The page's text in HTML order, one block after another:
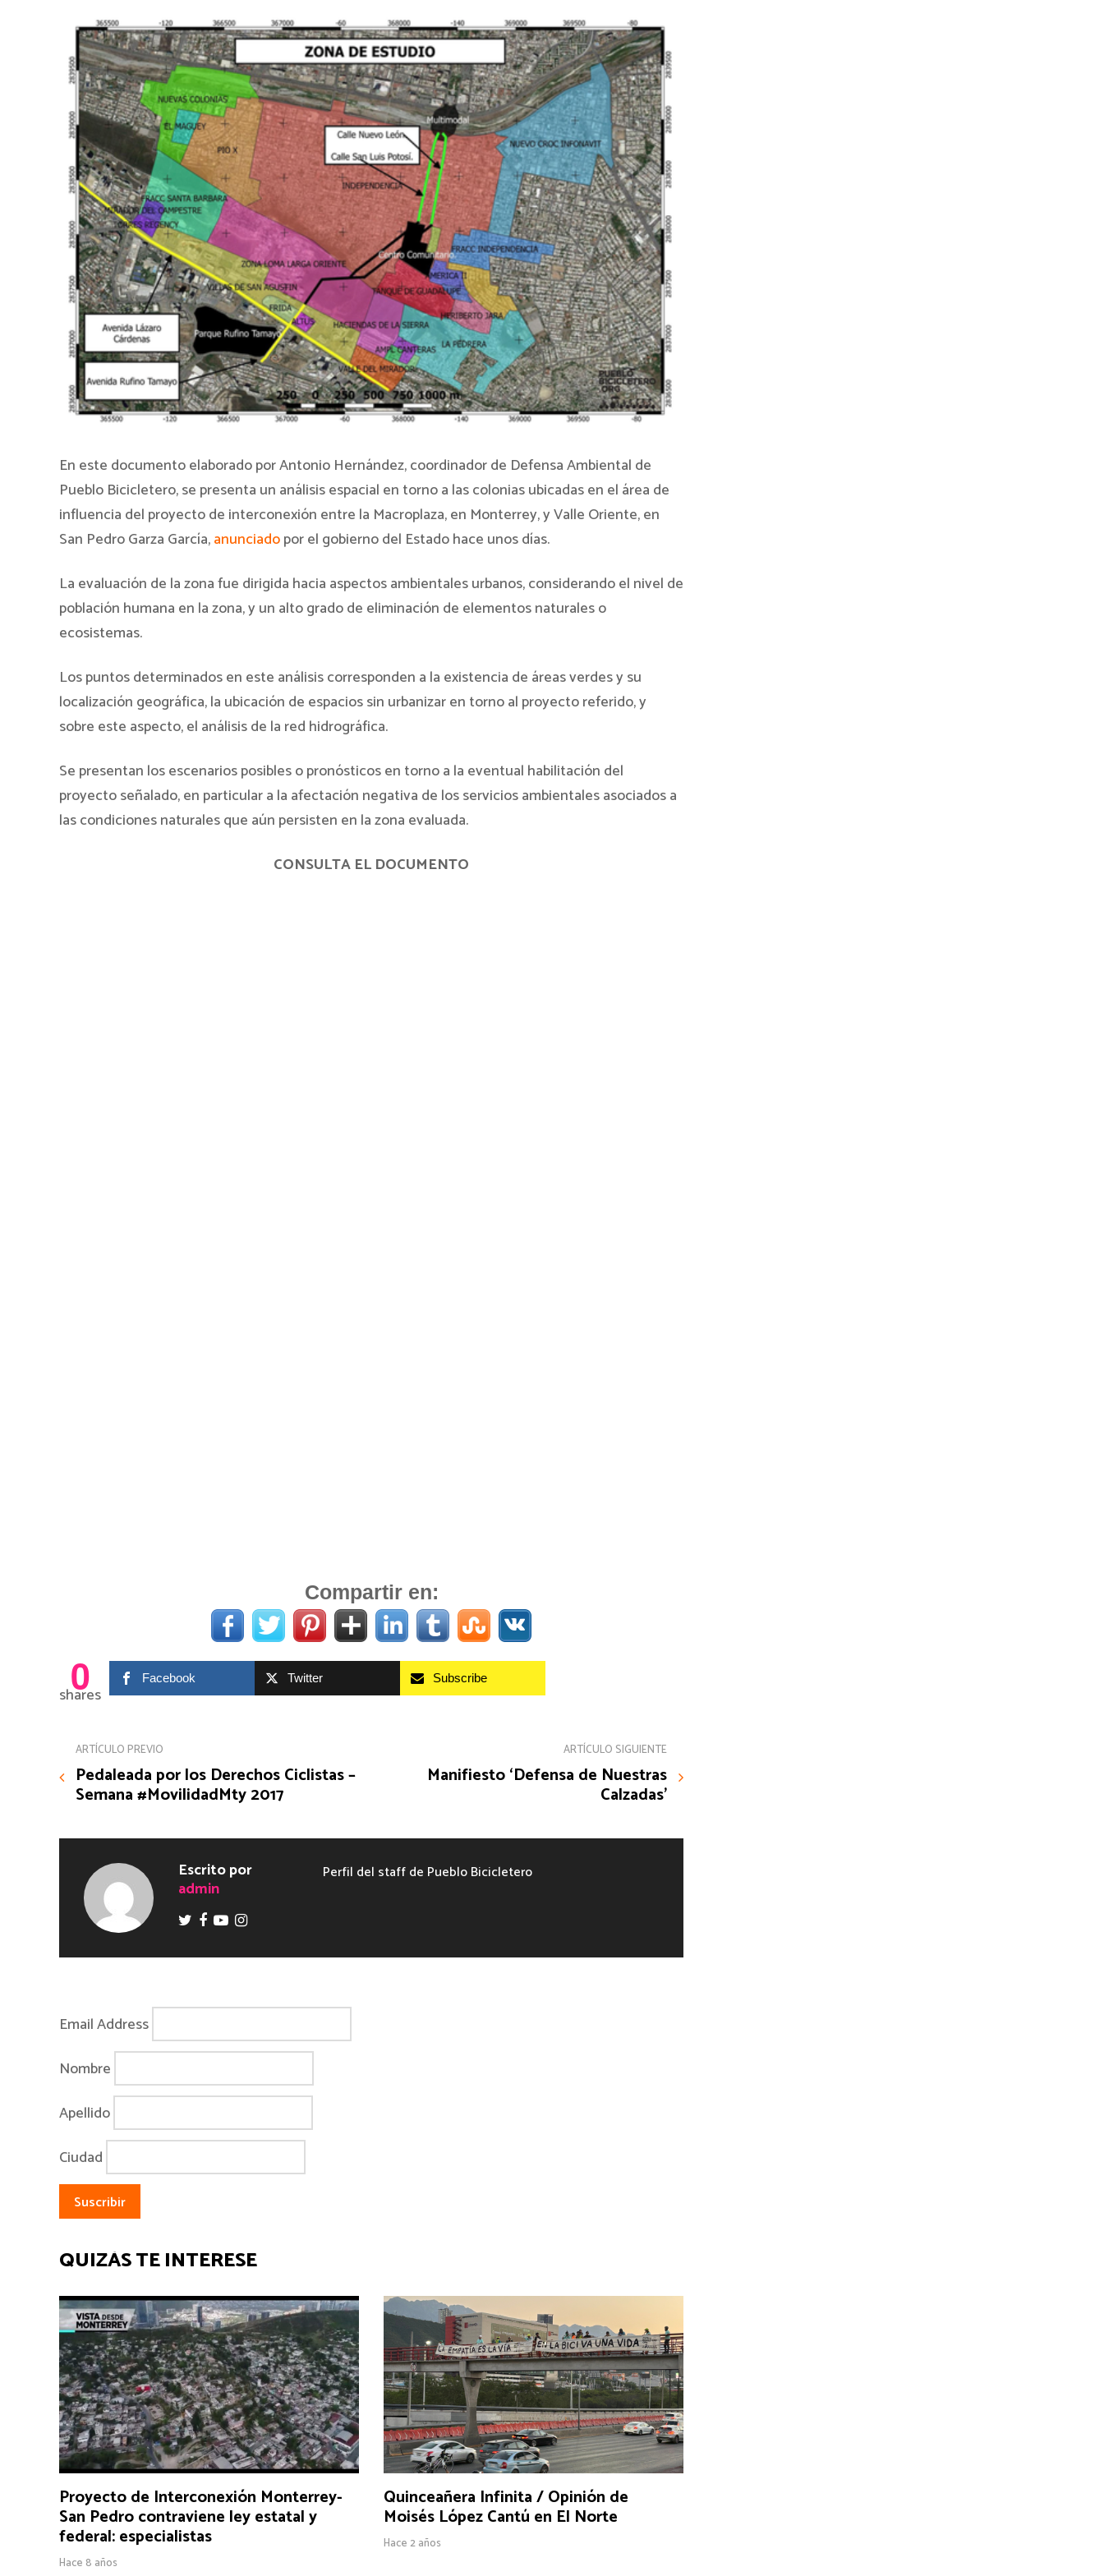
En este documento elaborado por Antonio Hernández, coordinador de Defensa Ambiental de
Pueblo Bicicletero, se presenta un análisis espacial en torno a las colonias ubicadas en el área de
influencia del proyecto de interconexión entre la Macroplaza, en Monterrey, y Valle Oriente, en
San Pedro Garza García,anunciadopor el gobierno del Estado hace unos días.
La evaluación de la zona fue dirigida hacia aspectos ambientales urbanos, considerando el nivel de
población humana en la zona, y un alto grado de eliminación de elementos naturales o
ecosistemas.
Los puntos determinados en este análisis corresponden a la existencia de áreas verdes y su
localización geográfica, la ubicación de espacios sin urbanizar en torno al proyecto referido, y
sobre este aspecto, el análisis de la red hidrográfica.
Se presentan los escenarios posibles o pronósticos en torno a la eventual habilitación del
proyecto señalado, en particular a la afectación negativa de los servicios ambientales asociados a
las condiciones naturales que aún persisten en la zona evaluada.
CONSULTA EL DOCUMENTO
Compartir en:
0
shares
Facebook Twitter Subscribe
ARTÍCULO PREVIO
Pedaleada por los Derechos Ciclistas –
Semana #MovilidadMty 2017
ARTÍCULO SIGUIENTE
Manifiesto ‘Defensa de Nuestras
Calzadas’
Escrito por
admin
Perfil del staff de Pueblo Bicicletero
Email Address
Nombre
Apellido
Ciudad
QUIZÁS TE INTERESE
Proyecto de Interconexión Monterrey-
San Pedro contraviene ley estatal y
federal: especialistas
Hace 8 años
Quinceañera Infinita / Opinión de
Moisés López Cantú en El Norte
Hace 2 años